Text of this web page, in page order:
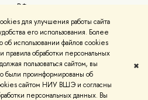
для улучшения работы сайта
его использования. Более
использовании файлов cookies
правила обработки персональных
пользоваться сайтом, вы
были проинформированы об
сайтом НИУ ВШЭ и согласны
персональных данных. Вы
✖
РФ
курсы
и контактыУсловия
Политика конфиденциальности